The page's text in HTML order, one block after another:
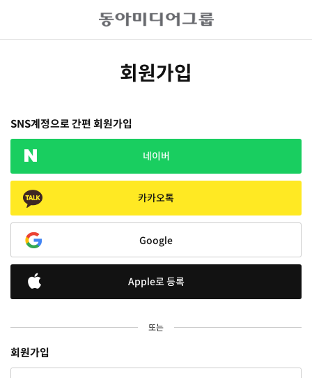
회원가입
SNS계정으로 간편 회원가입
네이버
카카오톡
Google
Apple로 등록
또는
회원가입